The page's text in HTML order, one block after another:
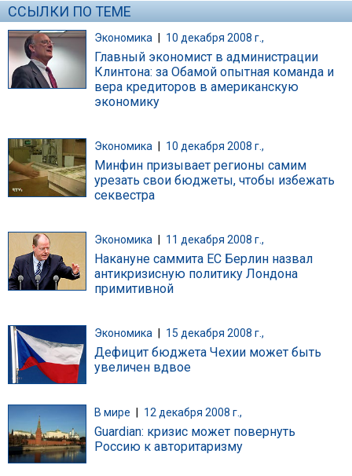
ССЫЛКИ ПО ТЕМЕ
Экономика | 10 декабря 2008 г.,
Главный экономист в администрации
Клинтона: за Обамой опытная команда и
вера кредиторов в американскую
экономику
Экономика 10 декабря 2008 г.,
Минфин призывает регионы самим
урезать свои бюджеты, чтобы избежать
секвестра
Экономика 11 декабря 2008 г.,
Накануне саммита ЕС Берлин назвал
антикризисную политику Лондона
примитивной
Экономика 15 декабря 2008 г.,
Дефицит бюджета Чехии может быть
увеличен вдвое
В мире | 12 декабря 2008 г.,
Guardian: кризис может повернуть
Россию к авторитаризму